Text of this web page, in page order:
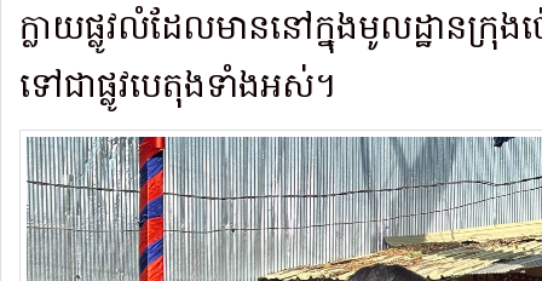
ក្លាយផ្លូវលំដែលមាននៅក្នុងមូលដ្ឋានក្រុ
ទៅជាផ្លូវបេតុងទាំងអស់។